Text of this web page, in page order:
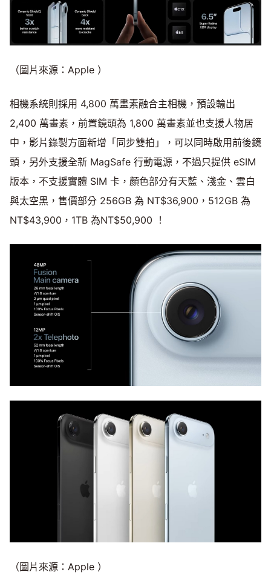
（圖片來源：Apple ）
相機系統則採用 4,800 萬畫素融合主相機，預設輸出
2,400 萬畫素，前置鏡頭為 1,800 萬畫素並也支援人物居
中，影片錄製方面新增「同步雙拍」，可以同時啟用前後鏡
頭，另外支援全新 MagSafe 行動電源，不過只提供 eSIM
版本，不支援實體 SIM 卡，顏色部分有天藍、淺金、雲白
與太空黑，售價部分 256GB 為 NT$36,900，512GB 為
NT$43,900，1TB 為NT$50,900 ！
（圖片來源：Apple ）